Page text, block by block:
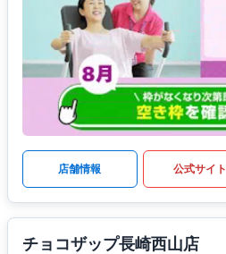
店舗情報 公式サイト
チョコザップ長崎西山店